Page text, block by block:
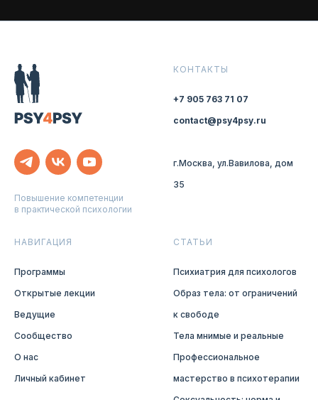
Повышение компетенции
в практической психологии
КОНТАКТЫ
+7 905 763 71 07
contact@psy4psy.ru
г.Москва, ул.Вавилова, дом
35
НАВИГАЦИЯ
Программы
Открытые лекции
Ведущие
Сообщество
О нас
Личный кабинет
СТАТЬИ
Психиатрия для психологов
Образ тела: от ограничений
к свободе
Тела мнимые и реальные
Профессиональное
мастерство в психотерапии